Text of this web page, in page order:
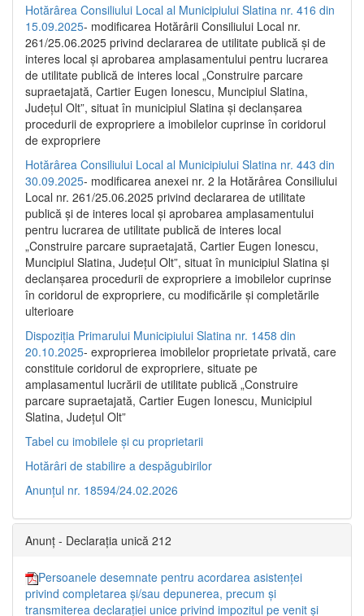
Hotărârea Consiliului Local al Municipiului Slatina nr. 416 din
15.09.2025- modificarea Hotărârii Consiliului Local nr.
261/25.06.2025 privind declararea de utilitate publică și de
interes local și aprobarea amplasamentului pentru lucrarea
de utilitate publică de interes local „Construire parcare
supraetajată, Cartier Eugen Ionescu, Muncipiul Slatina,
Județul Olt”, situat în municipiul Slatina și declanșarea
procedurii de expropriere a imobilelor cuprinse în coridorul
de expropriere
Hotărârea Consiliului Local al Municipiului Slatina nr. 443 din
30.09.2025- modificarea anexei nr. 2 la Hotărârea Consiliului
Local nr. 261/25.06.2025 privind declararea de utilitate
publică şi de interes local şi aprobarea amplasamentului
pentru lucrarea de utilitate publică de interes local
„Construire parcare supraetajată, Cartier Eugen Ionescu,
Muncipiul Slatina, Judeţul Olt”, situat în municipiul Slatina şi
declanşarea procedurii de expropriere a imobilelor cuprinse
în coridorul de expropriere, cu modificările şi completările
ulterioare
Dispoziția Primarului Municipiului Slatina nr. 1458 din
20.10.2025- exproprierea imobilelor proprietate privată, care
constituie coridorul de expropriere, situate pe
amplasamentul lucrării de utilitate publică „Construire
parcare supraetajată, Cartier Eugen Ionescu, Municipiul
Slatina, Județul Olt”
Tabel cu imobilele și cu proprietarii
Hotărâri de stabilire a despăgubirilor
Anunțul nr. 18594/24.02.2026
Anunț - Declarația unică 212
Persoanele desemnate pentru acordarea asistenței
privind completarea și/sau depunerea, precum și
transmiterea declarației unice privind impozitul pe venit și